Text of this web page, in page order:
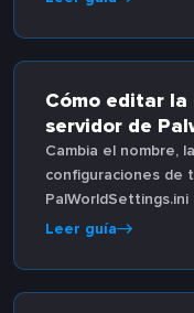
Cómo editar
servidor de
Cambia el nombre,
configuraciones de
del panel de juego.
Leer guía